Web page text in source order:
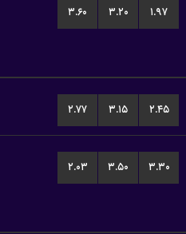
۳.۶۰ ۳.۲۰ ۱.۹۷
۲.۷۷ ۳.۱۵ ۲.۴۵
۲.۰۳ ۳.۵۰ ۳.۳۰